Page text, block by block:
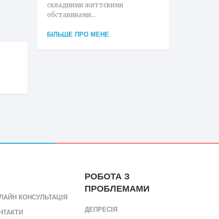
складними життєвими
обставинами...
БІЛЬШЕ ПРО МЕНЕ
КОНСУЛЬТАЦІЯ
РОБОТА З
ПРОБЛЕМАМИ
ДЕПРЕСІЯ